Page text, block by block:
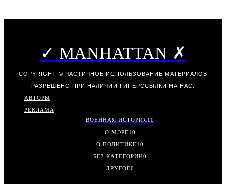
✓ MANHATTAN ✗
COPYRIGHT © ЧАСТИЧНОЕ ИСПОЛЬЗОВАНИЕ МАТЕРИАЛОВ
РАЗРЕШЕНО ПРИ НАЛИЧИИ ГИПЕРССЫЛКИ НА НАС.
АВТОРЫ
РЕКЛАМА
ВОЕННАЯ ИСТОРИЯ10
О МЭРЕ10
О ПОЛИТИКЕ10
БЕЗ КАТЕГОРИИ0
ДРУГОЕ0